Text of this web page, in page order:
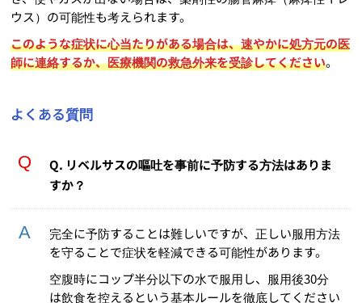
ウス）の可能性も考えられます。
このような症状に心当たりがある場合は、速やかに処方元の医
師に連絡するか、医療機関の救急外来を受診してください。
よくある質問
Q. リベルサスの嘔吐を事前に予防する方法はありま
すか？
完全に予防することは難しいですが、正しい服用方法
を守ることで症状を軽減できる可能性があります。
空腹時にコップ半分以下の水で服用し、服用後30分
は飲食を控えるという基本ルールを徹底してください